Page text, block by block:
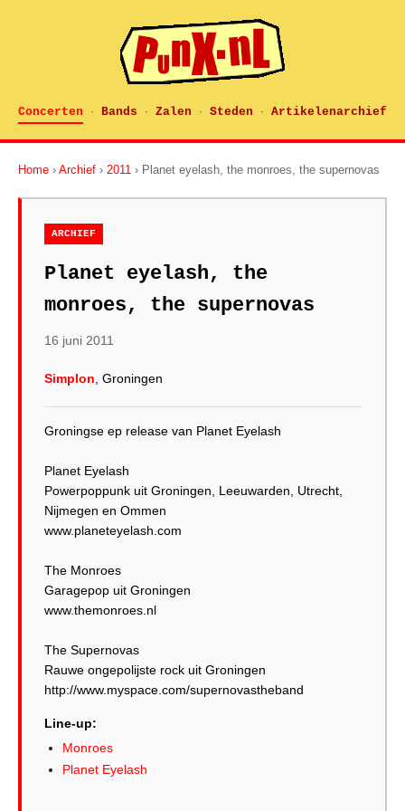
Concerten · Bands · Zalen · Steden · Artikelenarchief
Home › Archief › 2011 › Planet eyelash, the monroes, the supernovas
ARCHIEF
Planet eyelash, the
monroes, the supernovas
16 juni 2011
Simplon , Groningen
Groningse ep release van Planet Eyelash
Planet Eyelash
Powerpoppunk uit Groningen, Leeuwarden, Utrecht,
Nijmegen en Ommen
www.planeteyelash.com
The Monroes
Garagepop uit Groningen
www.themonroes.nl
The Supernovas
Rauwe ongepolijste rock uit Groningen
http://www.myspace.com/supernovastheband
Line-up:
Monroes
Planet Eyelash